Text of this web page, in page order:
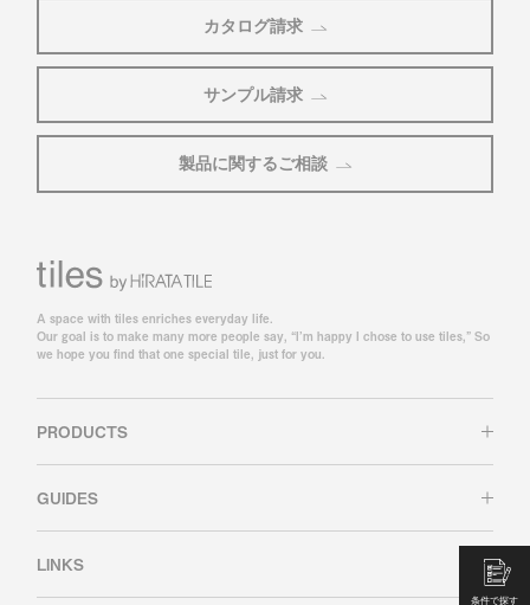
条件で探す
カタログ請求
サンプル請求
製品に関するご相談
A space with tiles enriches everyday life.
Our goal is to make many more people say, “I’m happy I chose to use tiles,” So
we hope you find that one special tile, just for you.
PRODUCTS
GUIDES
LINKS